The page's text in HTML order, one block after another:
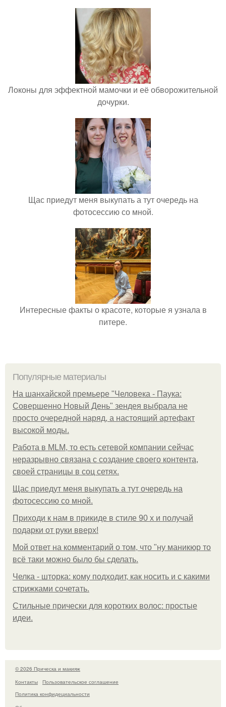
Локоны для эффектной мамочки и её обворожительной
дочурки.
Щас приедут меня выкупать а тут очередь на
фотосессию со мной.
Интересные факты о красоте, которые я узнала в
питере.
Популярные материалы
На шанхайской премьере "Человека - Паука:
Совершенно Новый День" зендея выбрала не
просто очередной наряд, а настоящий артефакт
высокой моды.
Работа в MLM, то есть сетевой компании сейчас
неразрывно связана с создание своего контента,
своей страницы в соц сетях.
Щас приедут меня выкупать а тут очередь на
фотосессию со мной.
Приходи к нам в прикиде в стиле 90 х и получай
подарки от руки вверх!
Мой ответ на комментарий о том, что "ну маникюр то
всё таки можно было бы сделать.
Челка - шторка: кому подходит, как носить и с какими
стрижками сочетать.
Стильные прически для коротких волос: простые
идеи.
© 2026 Прическа и макияж
Контакты
Пользовательское соглашение
Политика конфидециальности